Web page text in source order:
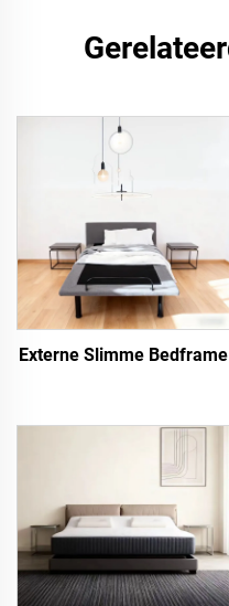
Externe Slimme Bedframe